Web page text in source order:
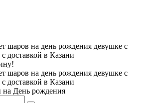
День рождения